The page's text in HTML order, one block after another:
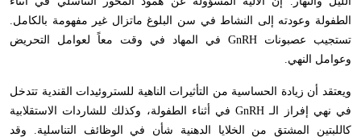
الطفولة وعودته إلى النشاط في سن البلوغ ماتزال غير مفهومة بالكامل.
تستجيب عصبونات GnRH في المهاد في وقت معاً لعوامل التحريض
وعوامل النهي.
ويعتقد أن زيادة الحساسية من التأثيرات الناهية للستروئيدات القندية تتدخل
في نهي إفراز الـ GnRHفي أثناء الطفولة، وكذلك للشاردات الاستقلابية
كاللبتين المشتق من الخلايا الدهنية شأن في الوظائف التناسلية. وقد